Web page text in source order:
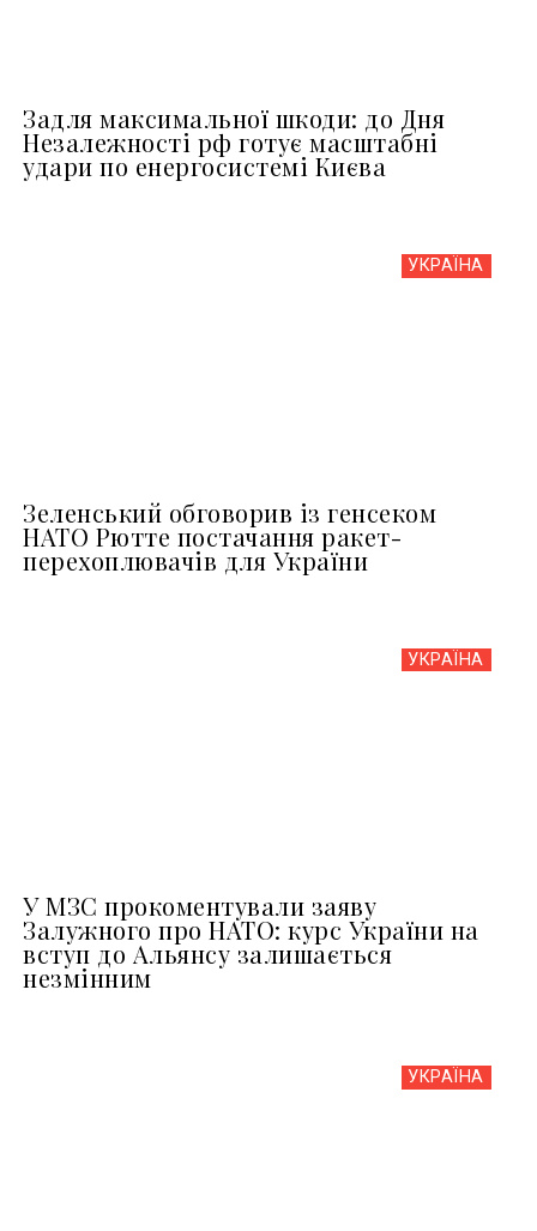
Задля максимальної шкоди: до Дня
Незалежності рф готує масштабні
удари по енергосистемі Києва
УКРАЇНА
Зеленський обговорив із генсеком
НАТО Рютте постачання ракет-
перехоплювачів для України
УКРАЇНА
У МЗС прокоментували заяву
Залужного про НАТО: курс України на
вступ до Альянсу залишається
незмінним
УКРАЇНА